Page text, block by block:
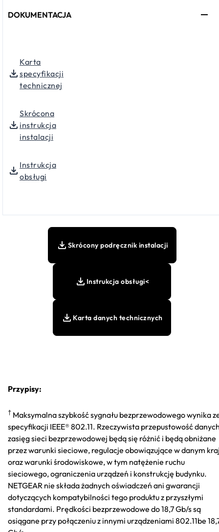
DOKUMENTACJA
Karta
specyfikacji
technicznej
Skrócona
instrukcja
instalacji
Instrukcja
obsługi
Skrócony podręcznik instalacji
Instrukcja obsługi<
Karta danych technicznych
Przypisy:
† Maksymalna szybkość sygnału bezprzewodowego wynika
specyfikacji IEEE® 802.11. Rzeczywista przepustowość
zasięg sieci bezprzewodowej będą się różnić i będą obniżane
przez warunki sieciowe, regulacje obowiązujące w danym
oraz warunki środowiskowe, w tym natężenie ruchu
sieciowego, ograniczenia urządzeń i konstrukcję budynku.
NETGEAR nie składa żadnych oświadczeń ani gwarancji
dotyczących kompatybilności tego produktu z przyszłymi
standardami. Prędkości bezprzewodowe do 18,7 Gb/s są
osiągane przy połączeniu z innymi urządzeniami 802.11be